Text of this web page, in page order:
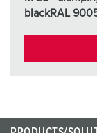
blackRAL